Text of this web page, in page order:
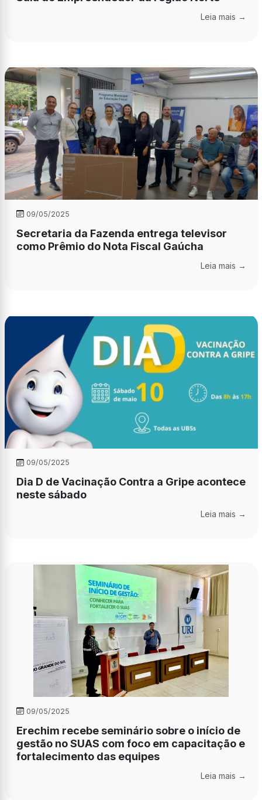
Leia mais →
09/05/2025
Secretaria da Fazenda entrega televisor
como Prêmio do Nota Fiscal Gaúcha
Leia mais →
09/05/2025
Dia D de Vacinação Contra a Gripe acontece
neste sábado
Leia mais →
09/05/2025
Erechim recebe seminário sobre o início de
gestão no SUAS com foco em capacitação e
fortalecimento das equipes
Leia mais →